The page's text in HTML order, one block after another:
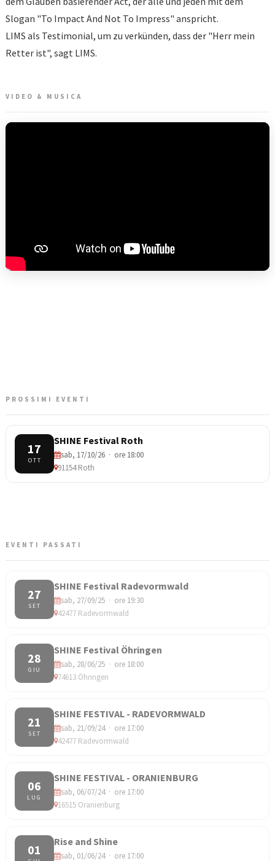
Slogan "To Impact And Not To Impress" anspricht.
LIMS als Testimonial, um zu verkünden, dass der "Herr mein
Retter ist", sagt LIMS.
VIDEO & MUSICA
PROSSIMI EVENTI
17
OTT
SHINE Festival Roth
sab, 17/10/26 · ore 18:00
91154 Roth
EVENTI PASSATI
27
SET
SHINE Festival Radevormwald
sab, 27/09/25 · ore 19:30
42477 Radevormwald
28
GIU
SHINE Festival Öhringen
sab, 28/06/25 · ore 18:00
74613 Öhringen
21
SET
SHINE FESTIVAL - RADEVORMWALD
sab, 21/09/24 · ore 17:00
42477 Radevormwald
06
LUG
SHINE FESTIVAL - ORANIENBURG
sab, 06/07/24 · ore 17:00
16515 Oranienburg
01
Rise and Shine
sab, 01/06/24 · ore 17:00